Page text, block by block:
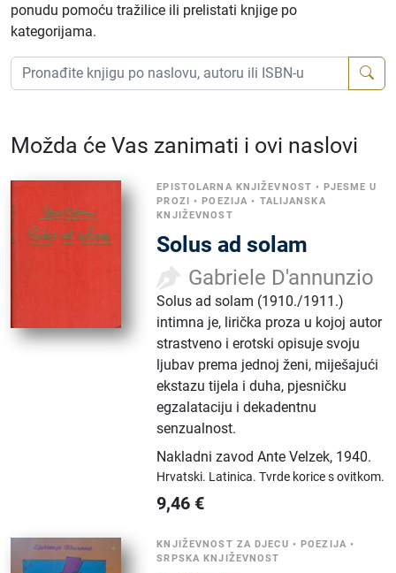
ponudu pomoću tražilice ili prelistati knjige po
kategorijama.
Možda će Vas zanimati i ovi naslovi
EPISTOLARNA KNJIŽEVNOST •PJESME U
PROZI •POEZIJA • TALIJANSKA
KNJIŽEVNOST
Solus ad solam
Gabriele D'annunzio
Solus ad solam (1910./1911.)
intimna je, lirička proza u kojoj autor
strastveno i erotski opisuje svoju
ljubav prema jednoj ženi, miješajući
ekstazu tijela i duha, pjesničku
egzalataciju i dekadentnu
senzualnost.
Nakladni zavod Ante Velzek, 1940.
Hrvatski. Latinica.Tvrde korice s ovitkom.
9,46 €
KNJIŽEVNOST ZA DJECU •POEZIJA •
SRPSKA KNJIŽEVNOST